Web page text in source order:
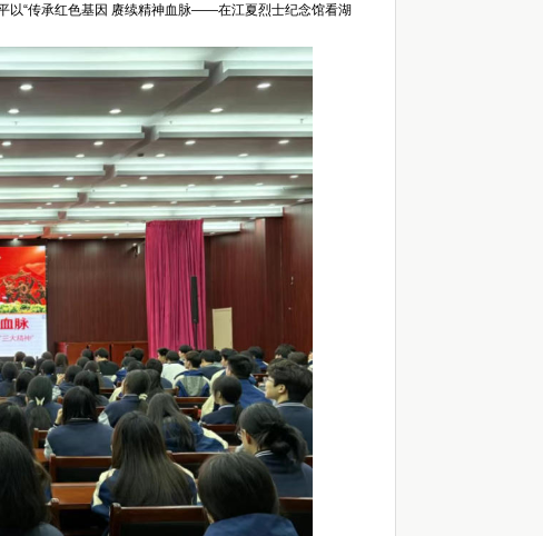
“传承红色基因 赓续精神血脉——在江夏烈士纪念馆看湖